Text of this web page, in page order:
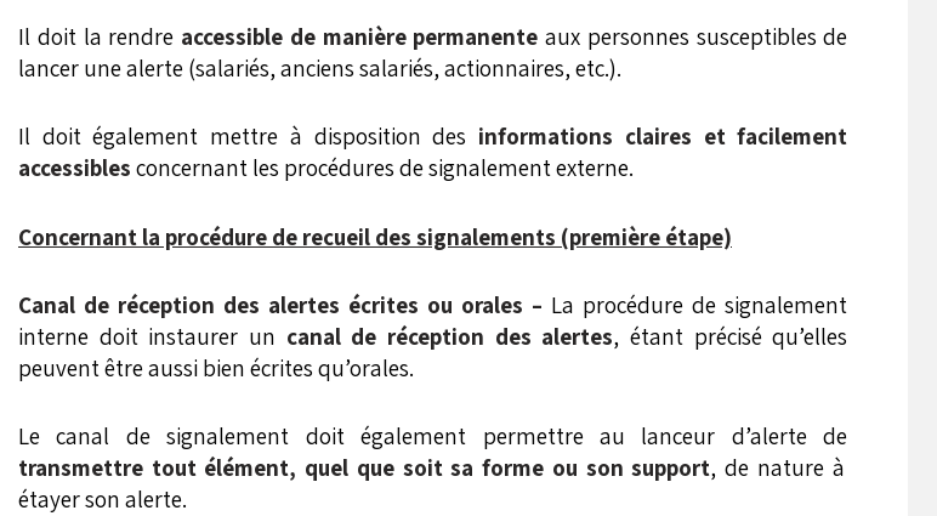
Il doit la rendre accessible de manière permanente aux personnes susceptibles de
lancer une alerte (salariés, anciens salariés, actionnaires, etc.).
Il doit également mettre à disposition des informations claires et facilement
accessibles concernant les procédures de signalement externe.
Concernant la procédure de recueil des signalements (première étape)
Canal de réception des alertes écrites ou orales – La procédure de signalement
interne doit instaurer un canal de réception des alertes, étant précisé qu’elles
peuvent être aussi bien écrites qu’orales.
Le canal de signalement doit également permettre au lanceur d’alerte de
transmettre tout élément, quel que soit sa forme ou son support, de nature à
étayer son alerte.